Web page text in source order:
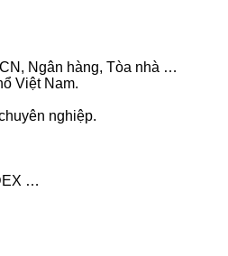
Ngân hàng, Tòa nhà …
Việt Nam.
nghiệp.
…